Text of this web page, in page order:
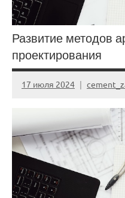
Развитие методов
проектирования
17 июля 2024